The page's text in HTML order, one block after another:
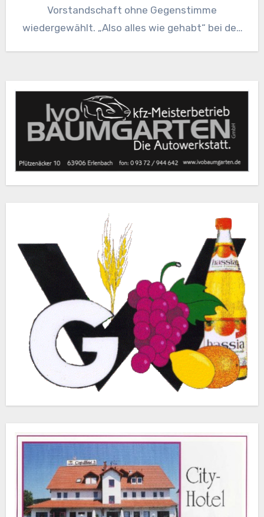
Vorstandschaft ohne Gegenstimme
wiedergewählt. „Also alles wie gehabt“ bei den